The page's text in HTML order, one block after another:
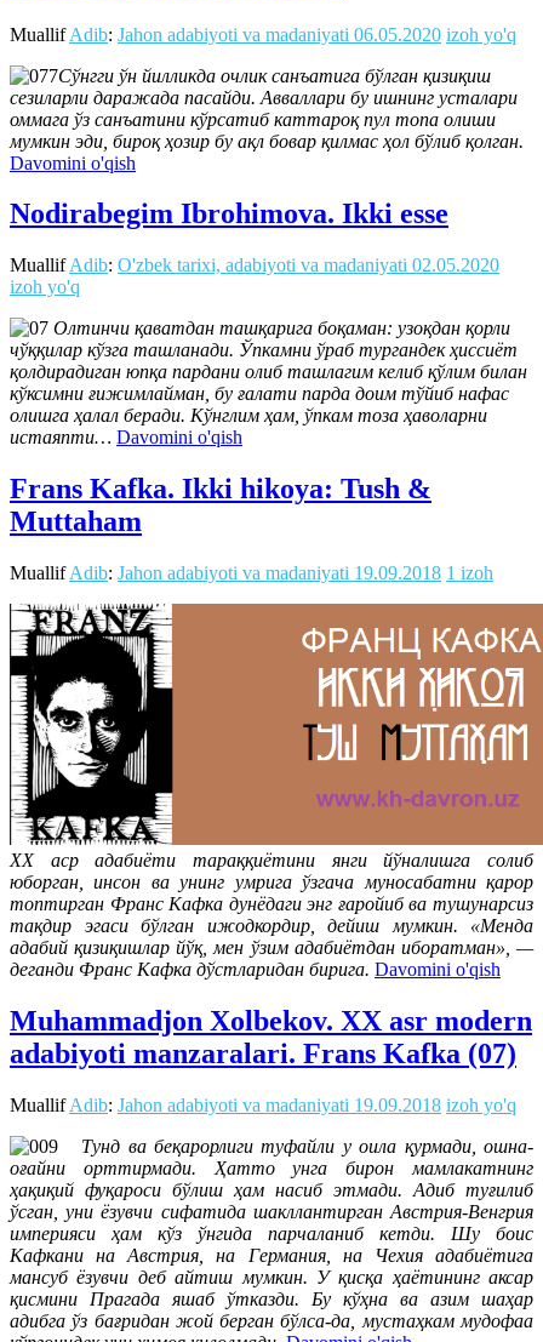
MuallifAdib: Jahon adabiyoti va madaniyati 06.05.2020 izoh yo'q
Сўнгги ўн йилликда очлик санъатига бўлган қизиқиш
сезиларли даражада пасайди. Авваллари бу ишнинг усталари
оммага ўз санъатини кўрсатиб каттароқ пул топа олиши
мумкин эди, бироқ ҳозир бу ақл бовар қилмас ҳол бўлиб қолган.
Davomini o'qish
Nodirabegim Ibrohimova. Ikki esse
MuallifAdib: O'zbek tarixi, adabiyoti va madaniyati 02.05.2020
izoh yo'q
Олтинчи қаватдан ташқарига боқаман: узоқдан қорли
чўққилар кўзга ташланади. Ўпкамни ўраб тургандек ҳиссиёт
қолдирадиган юпқа пардани олиб ташлагим келиб қўлим билан
кўксимни ғижимлайман, бу ғалати парда доим тўйиб нафас
олишга ҳалал беради. Кўнглим ҳам, ўпкам тоза ҳаволарни
истаяпти… Davomini o'qish
Frans Kafka. Ikki hikoya: Tush &
Muttaham
MuallifAdib: Jahon adabiyoti va madaniyati 19.09.2018 1 izoh
ХХ аср адабиёти тараққиётини янги йўналишга солиб
юборган, инсон ва унинг умрига ўзгача муносабатни қарор
топтирган Франс Кафка дунёдаги энг ғаройиб ва тушунарсиз
тақдир эгаси бўлган ижодкордир, дейиш мумкин. «Менда
адабий қизиқишлар йўқ, мен ўзим адабиётдан иборатман», —
деганди Франс Кафка дўстларидан бирига. Davomini o'qish
Muhammadjon Xolbekov. XX asr modern
adabiyoti manzaralari. Frans Kafka (07)
MuallifAdib: Jahon adabiyoti va madaniyati 19.09.2018 izoh yo'q
Тунд ва беқарорлиги туфайли у оила қурмади, ошна-
оғайни орттирмади. Ҳатто унга бирон мамлакатнинг
ҳақиқий фуқароси бўлиш ҳам насиб этмади. Адиб туғилиб
ўсган, уни ёзувчи сифатида шакллантирган Австрия-Венгрия
империяси ҳам кўз ўнгида парчаланиб кетди. Шу боис
Кафкани на Австрия, на Германия, на Чехия адабиётига
мансуб ёзувчи деб айтиш мумкин. У қисқа ҳаётининг аксар
қисмини Прагада яшаб ўтказди. Бу кўҳна ва азим шаҳар
адибга ўз бағридан жой берган бўлса-да, мустаҳкам мудофаа